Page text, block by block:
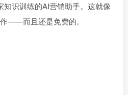
知识训练的AI营销助手。这就像
——而且还是免费的。